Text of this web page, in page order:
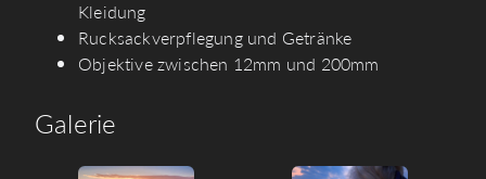
Kleidung
Rucksackverpflegung und Getränke
Objektive zwischen 12mm und 200mm
Galerie